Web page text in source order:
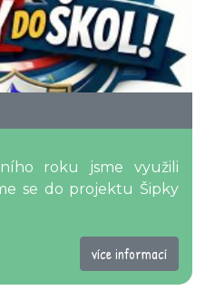
roku jsme využili
se do projektu Šipky
více informací